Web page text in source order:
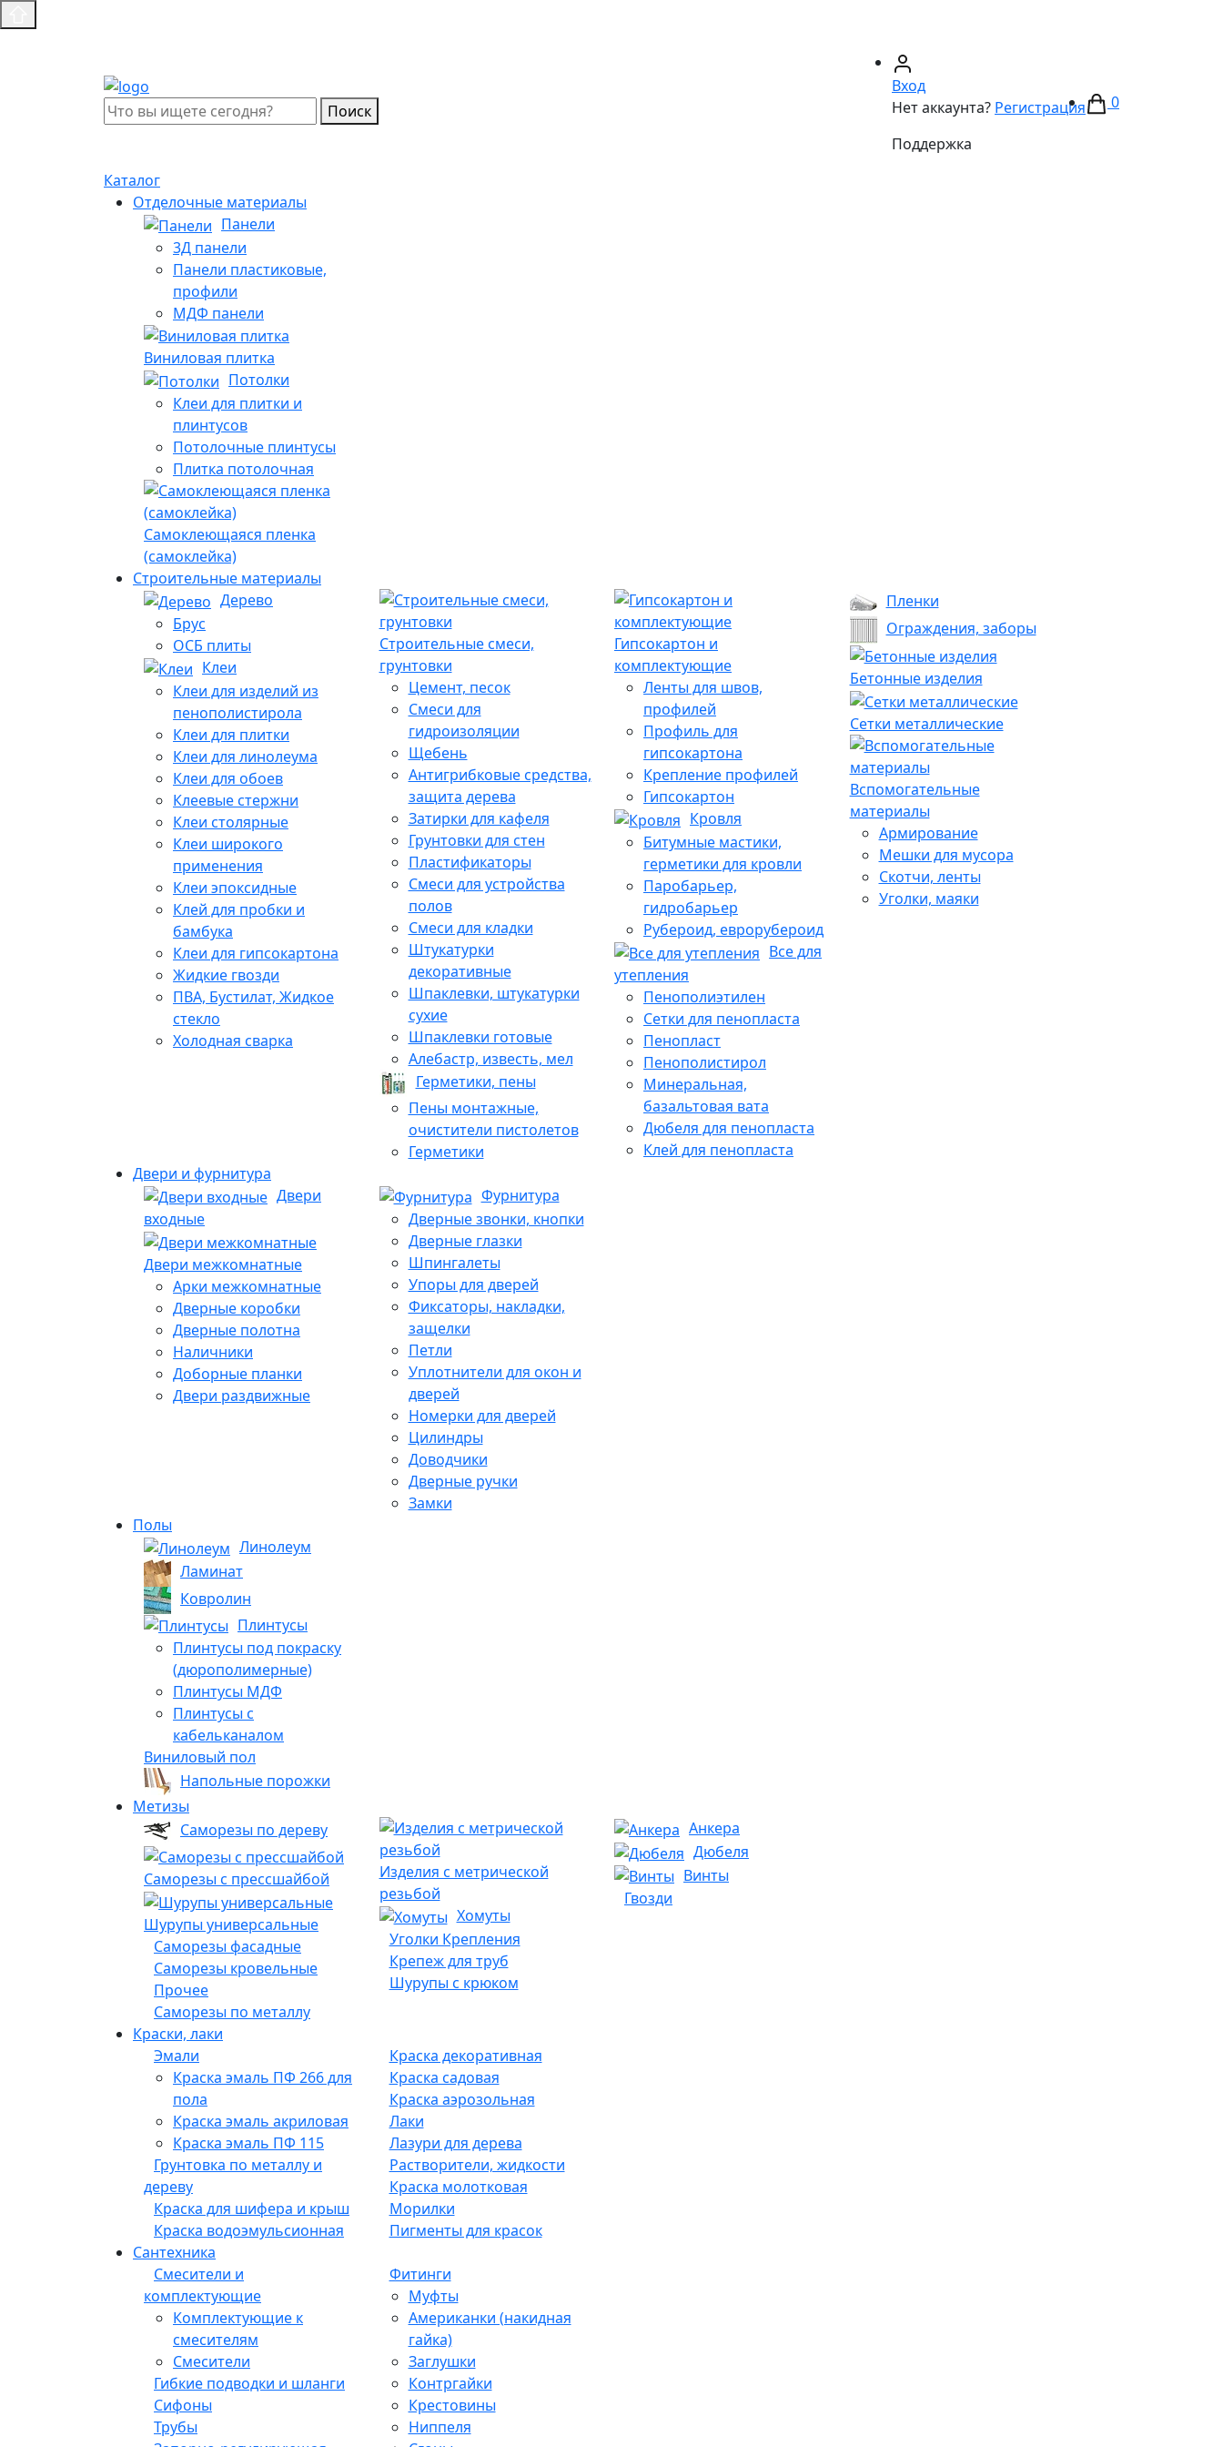
Поиск
Вход
Нет аккаунта? Регистрация
Поддержка
0
Каталог
Отделочные материалы
Панели
3Д панели
Панели пластиковые,
профили
МДФ панели
Виниловая плитка
Потолки
Клеи для плитки и
плинтусов
Потолочные плинтусы
Плитка потолочная
Самоклеющаяся пленка
(самоклейка)
Строительные материалы
Дерево
Брус
ОСБ плиты
Клеи
Клеи для изделий из
пенополистирола
Клеи для плитки
Клеи для линолеума
Клеи для обоев
Клеевые стержни
Клеи столярные
Клеи широкого
применения
Клеи эпоксидные
Клей для пробки и
бамбука
Клеи для гипсокартона
Жидкие гвозди
ПВА, Бустилат, Жидкое
стекло
Холодная сварка
Строительные смеси,
грунтовки
Цемент, песок
Смеси для
гидроизоляции
Щебень
Антигрибковые средства,
защита дерева
Затирки для кафеля
Грунтовки для стен
Пластификаторы
Смеси для устройства
полов
Смеси для кладки
Штукатурки
декоративные
Шпаклевки, штукатурки
сухие
Шпаклевки готовые
Алебастр, известь, мел
Герметики, пены
Пены монтажные,
очистители пистолетов
Герметики
Гипсокартон и
комплектующие
Ленты для швов,
профилей
Профиль для
гипсокартона
Крепление профилей
Гипсокартон
Кровля
Битумные мастики,
герметики для кровли
Паробарьер,
гидробарьер
Рубероид, еврорубероид
Все для
утепления
Пенополиэтилен
Сетки для пенопласта
Пенопласт
Пенополистирол
Минеральная,
базальтовая вата
Дюбеля для пенопласта
Клей для пенопласта
Пленки
Ограждения, заборы
Бетонные изделия
Сетки металлические
Вспомогательные
материалы
Армирование
Мешки для мусора
Скотчи, ленты
Уголки, маяки
Двери и фурнитура
Двери
входные
Двери межкомнатные
Арки межкомнатные
Дверные коробки
Дверные полотна
Наличники
Доборные планки
Двери раздвижные
Фурнитура
Дверные звонки, кнопки
Дверные глазки
Шпингалеты
Упоры для дверей
Фиксаторы, накладки,
защелки
Петли
Уплотнители для окон и
дверей
Номерки для дверей
Цилиндры
Доводчики
Дверные ручки
Замки
Полы
Линолеум
Ламинат
Ковролин
Плинтусы
Плинтусы под покраску
(дюрополимерные)
Плинтусы МДФ
Плинтусы с
кабельканалом
Виниловый пол
Напольные порожки
Метизы
Саморезы по дереву
Саморезы с прессшайбой
Шурупы универсальные
Саморезы фасадные
Саморезы кровельные
Прочее
Саморезы по металлу
Изделия с метрической
резьбой
Хомуты
Уголки Крепления
Крепеж для труб
Шурупы с крюком
Анкера
Дюбеля
Винты
Гвозди
Краски, лаки
Эмали
Краска эмаль ПФ 266 для
пола
Краска эмаль акриловая
Краска эмаль ПФ 115
Грунтовка по металлу и
дереву
Краска для шифера и крыш
Краска водоэмульсионная
Краска декоративная
Краска садовая
Краска аэрозольная
Лаки
Лазури для дерева
Растворители, жидкости
Краска молотковая
Морилки
Пигменты для красок
Сантехника
Смесители и
комплектующие
Комплектующие к
смесителям
Смесители
Гибкие подводки и шланги
Сифоны
Трубы
Фитинги
Муфты
Американки (накидная
гайка)
Заглушки
Контргайки
Крестовины
Ниппеля